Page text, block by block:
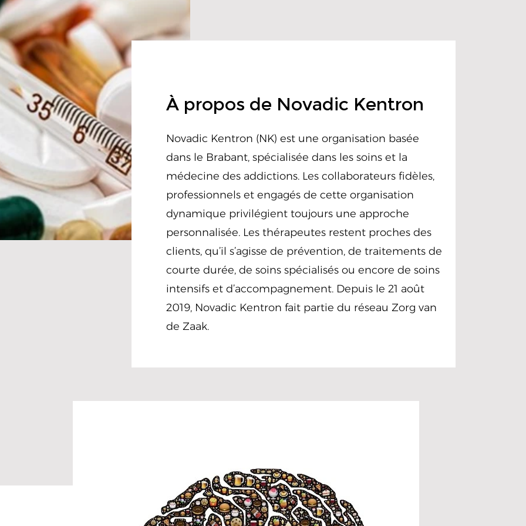
À propos de Novadic Kentron
Novadic Kentron (NK) est une organisation basée
dans le Brabant, spécialisée dans les soins et la
médecine des addictions. Les collaborateurs fidèles,
professionnels et engagés de cette organisation
dynamique privilégient toujours une approche
personnalisée. Les thérapeutes restent proches des
clients, qu’il s’agisse de prévention, de traitements de
courte durée, de soins spécialisés ou encore de soins
intensifs et d’accompagnement. Depuis le 21 août
2019, Novadic Kentron fait partie du réseau Zorg van
de Zaak.